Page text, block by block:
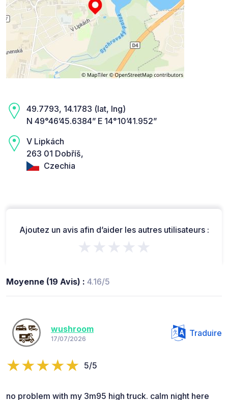
49.7793, 14.1783 (lat, lng)
N 49°46’45.6384” E 14°10’41.952”
V Lipkách
263 01 Dobříš,
Czechia
Ajoutez un avis afin d’aider les autres utilisateurs :
★★★★★
Moyenne (19 Avis) : 4.16/5
wushroom
17/07/2026
Traduire
5/5
no problem with my 3m95 high truck. calm night here